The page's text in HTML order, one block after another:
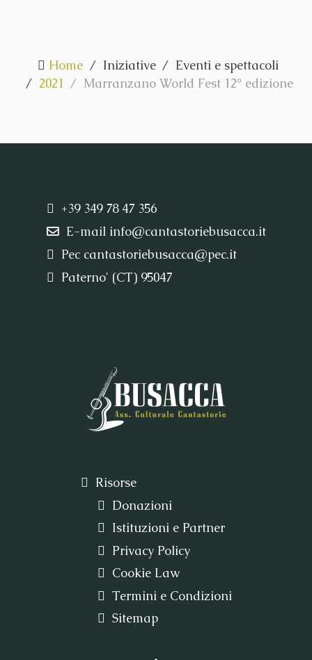
Home Iniziative
Eventi e spettacoli
2021
Marranzano World Fest 12° edizione
+39 349 78 47 356
E-mail info@cantastoriebusacca.it
Pec cantastoriebusacca@pec.it
Paterno' (CT) 95047
Risorse
Donazioni
Istituzioni e Partner
Privacy Policy
Cookie Law
Termini e Condizioni
Sitemap